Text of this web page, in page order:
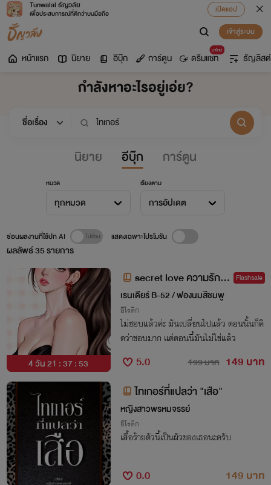
Tunwalai ธัญวลัย
เพื่อประสบการณ์ที่ดีกว่าบนมือถือ
เปิดแอป
เข้าสู่ระบบ
หน้าแรก นิยาย อีบุ๊ก การ์ตูน
มาใหม่
ดรีมแชท ธัญลิสต์
กำลังหาอะไรอยู่เอ่ย?
นิยาย อีบุ๊ก การ์ตูน
หมวด
ทุกหมวด
เรียงตาม
การอัปเดต
ผลลัพธ์35รายการ
ซ่อนผลงานที่ใช้ปก AI แสดงเฉพาะโปรโมชัน
4 วัน 21 : 37 : 52
secret love ความรักที่
ต้องซ่อนไว้ (มิกกี้)
Flashsale
เรนเดียร์ B-52 / ฟองนมสีชมพู
อีโรติก
ไม่ชอบแล้วค่ะ มันเปลี่ยนไปแล้ว ตอนนั้นก็คิ
ดว่าชอบมาก แต่ตอนนี้มันไม่ใช่แล้ว
5.0 199 บาท 149 บาท
ไทเกอร์ที่แปลว่า "เสือ"
หญิงสาวพรหมจรรย์
อีโรติก
เสื้อร้ายตัวนี้เป็นผัวของเธอนะครับ
0.0
149 บาท